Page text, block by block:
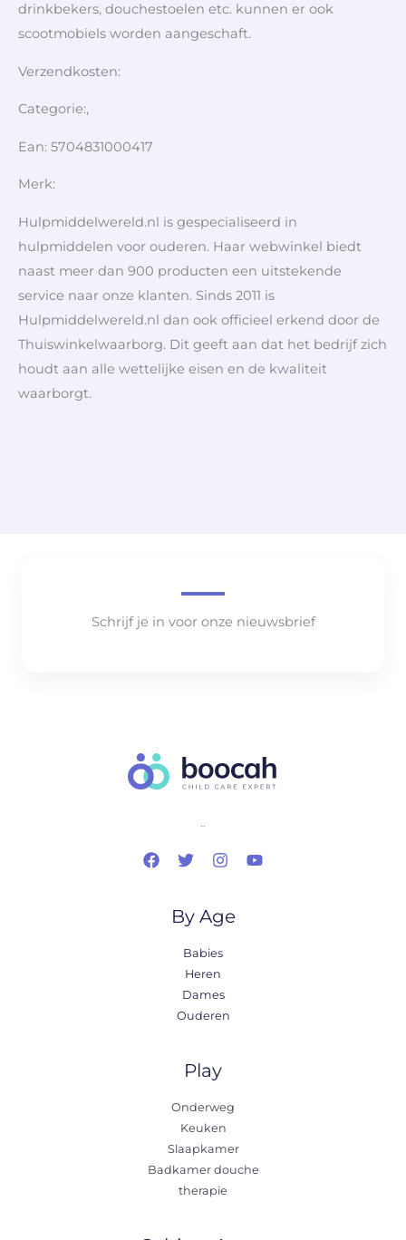
drinkbekers, douchestoelen etc. kunnen er ook
scootmobiels worden aangeschaft.
Verzendkosten:
Categorie:,
Ean: 5704831000417
Merk:
Hulpmiddelwereld.nl is gespecialiseerd in
hulpmiddelen voor ouderen. Haar webwinkel biedt
naast meer dan 900 producten een uitstekende
service naar onze klanten. Sinds 2011 is
Hulpmiddelwereld.nl dan ook officieel erkend door de
Thuiswinkelwaarborg. Dit geeft aan dat het bedrijf zich
houdt aan alle wettelijke eisen en de kwaliteit
waarborgt.
Schrijf je in voor onze nieuwsbrief
..
By Age
Babies
Heren
Dames
Ouderen
Play
Onderweg
Keuken
Slaapkamer
Badkamer douche
therapie